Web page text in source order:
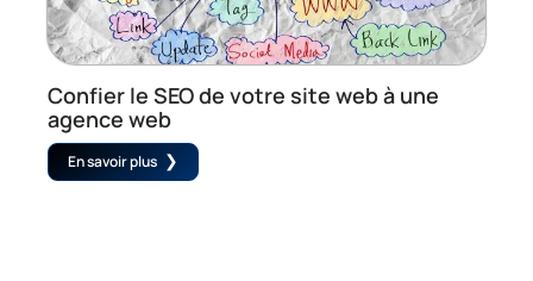
Confier le SEO de votre site web à une
agence web
En savoir plus